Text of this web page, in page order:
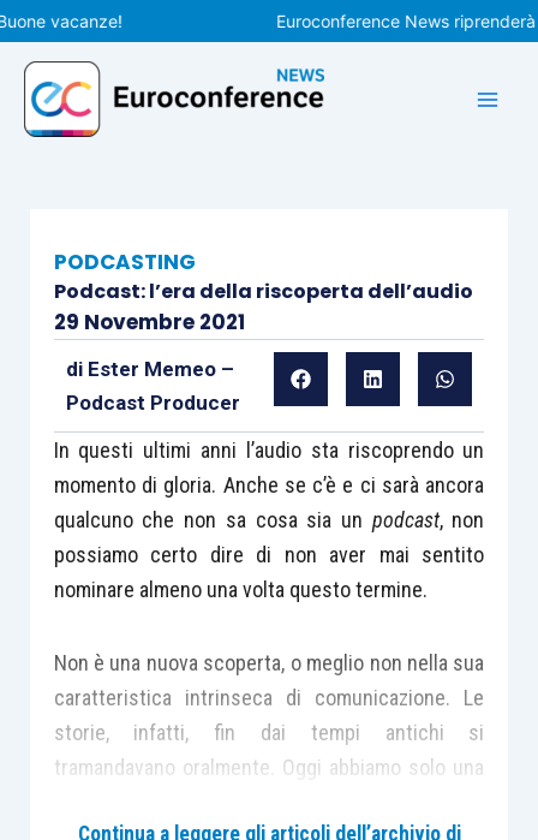
Vai
al
contenuto
vacanze! Euroconference News riprenderà le
PODCASTING
Podcast: l’era della riscoperta dell’audio
29 Novembre 2021
di Ester Memeo –
Podcast Producer
In questi ultimi anni l’audio sta riscoprendo un
momento di gloria. Anche se c’è e ci sarà ancora
qualcuno che non sa cosa sia un podcast, non
possiamo certo dire di non aver mai sentito
nominare almeno una volta questo termine.
Non è una nuova scoperta, o meglio non nella sua
caratteristica intrinseca di comunicazione. Le
storie, infatti, fin dai tempi antichi si
tramandavano oralmente. Oggi abbiamo solo una
Continua a leggere gli articoli dell’archivio di